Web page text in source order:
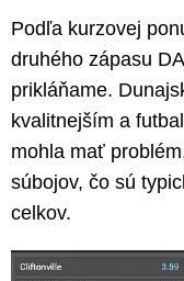
Podľa kurzovej
druhého zápasu
prikláňame.
kvalitnejším a
mohla mať
súbojov, čo sú
celkov.